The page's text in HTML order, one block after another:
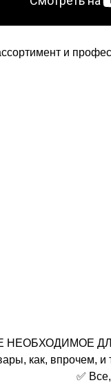
и
НЕОБХОДИМОЕ
как, впрочем,
✅